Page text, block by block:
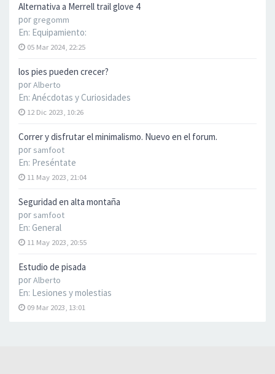
Alternativa a Merrell trail glove 4
por gregomm
En: Equipamiento:
05 Mar 2024, 22:25
los pies pueden crecer?
porAlberto
En: Anécdotas y Curiosidades
12 Dic 2023, 10:26
Correr y disfrutar el minimalismo. Nuevo en el forum.
por samfoot
En: Preséntate
11 May 2023, 21:04
Seguridad en alta montaña
por samfoot
En: General
11 May 2023, 20:55
Estudio de pisada
porAlberto
En: Lesiones y molestias
09 Mar 2023, 13:01